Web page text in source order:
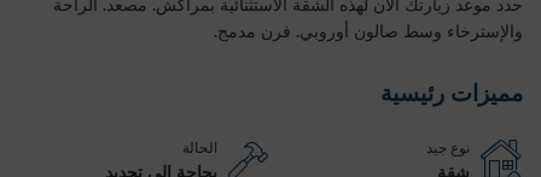
حدد موعد زيارتك الآن لهذه الشقة الاستثنائية بمراكش. مصعد. الراحة
والإسترخاء وسط صالون أوروبي. فرن مدمج.
مميزات رئيسية
نوع جيد
شقة
الحالة
بحاجة إلى تجديد